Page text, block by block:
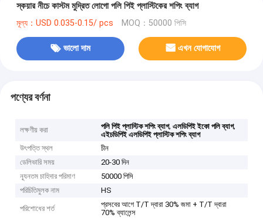
স্কয়ার নীচে কাস্টম মুদ্রিত লোগো পলি পিই প্লাস্টিকের শপিং ব্যাগ
মূল্য：USD 0.035-0.15/ pcs MOQ：50000 পিসি
ভালো দাম এখন যোগাযোগ
পণ্যের বর্ণনা
লক্ষণীয় করা পলি পিই প্লাস্টিক শপিং ব্যাগ,এলডিপিই ইকো পলি ব্যাগ,
এইচডিপিই এলডিপিই প্লাস্টিক শপিং ব্যাগ
উৎপত্তি স্থল
চীন
ডেলিভারি সময়
20-30 দিন
ন্যূনতম চাহিদার পরিমাণ
50000 পিসি
পরিচিতিমুলক নাম
HS
পরিশোধের শর্ত
প্রসবের আগে T/T দ্বারা 30% জমা + T/T দ্বারা
70% ব্যালেন্স